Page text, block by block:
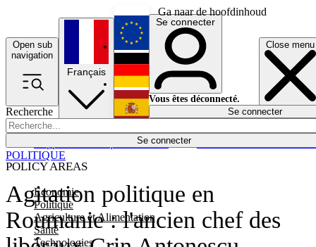
Ga naar de hoofdinhoud
Open sub
navigation
Close menu
Recherche
Se connecter
POLICY AREAS
Economie
Politique
Agriculture et Alimentation
Santé
Technologies
Économie
Français
English
Deutsch
Español
Se connecter
Vous êtes déconnecté.
Se connecter
Agitation politique en
Roumanie : l'ancien chef des
POLITIQUE